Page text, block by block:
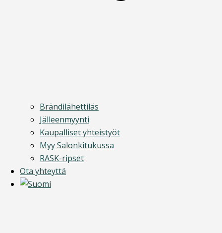
Brändilähettiläs
Jälleenmyynti
Kaupalliset yhteistyöt
Myy Salonkitukussa
RASK-ripset
Ota yhteyttä